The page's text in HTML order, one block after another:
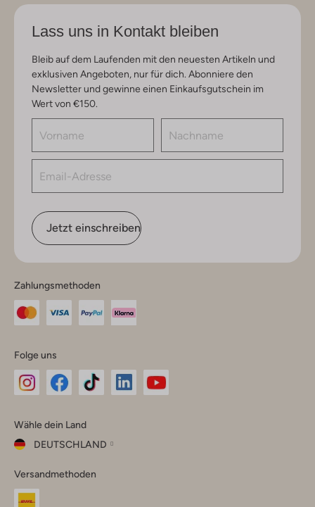
Lass uns in Kontakt bleiben
Bleib auf dem Laufenden mit den neuesten Artikeln und
exklusiven Angeboten, nur für dich. Abonniere den
Newsletter und gewinne einen Einkaufsgutschein im
Wert von €150.
Jetzt einschreiben
Zahlungsmethoden
Folge uns
Instagram
Facebook
TikTok
Wähle dein Land
DEUTSCHLAND
dein
Land
Versandmethoden